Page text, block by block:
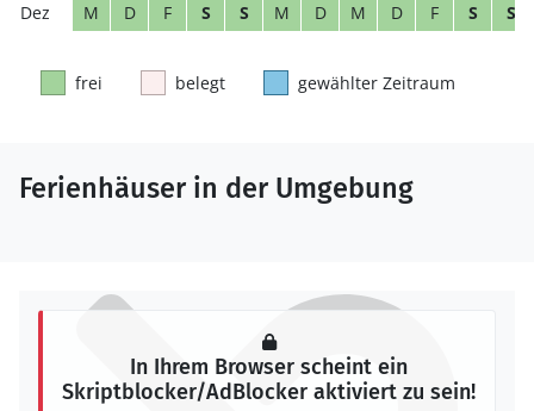
M
D F S S M D M D F S S
frei belegt gewählter Zeitraum
Ferienhäuser in der Umgebung
In Ihrem Browser scheint ein
Skriptblocker/AdBlocker aktiviert zu sein!